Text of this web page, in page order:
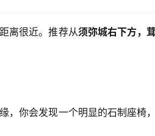
离很近。推荐从须弥城右下方，
，你会发现一个明显的石制座椅